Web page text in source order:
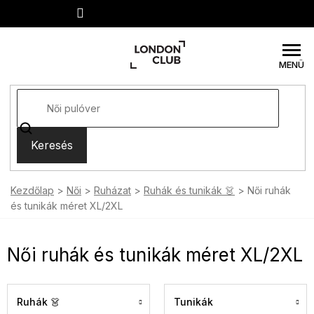
Keresés
Kezdőlap Női Ruházat Ruhák és tunikák 👗
Női ruhák
és tunikák méret XL/2XL
Női ruhák és tunikák méret XL/2XL
Ruhák 👗 Tunikák